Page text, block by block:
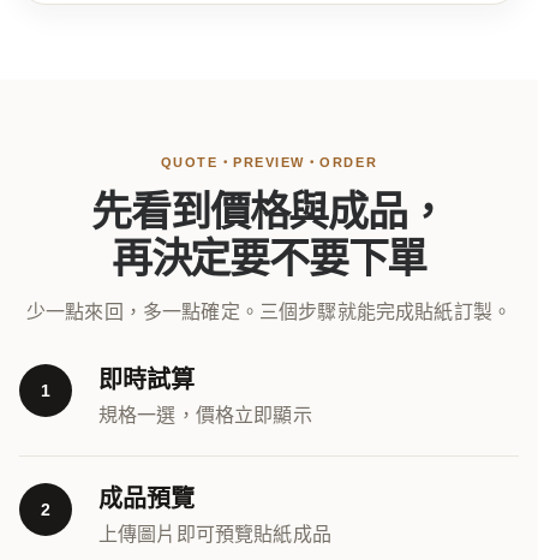
QUOTE・PREVIEW・ORDER
先看到價格與成品，
再決定要不要下單
少一點來回，多一點確定。三個步驟就能完成貼紙訂製。
1 即時試算
規格一選，價格立即顯示
2 成品預覽
上傳圖片即可預覽貼紙成品